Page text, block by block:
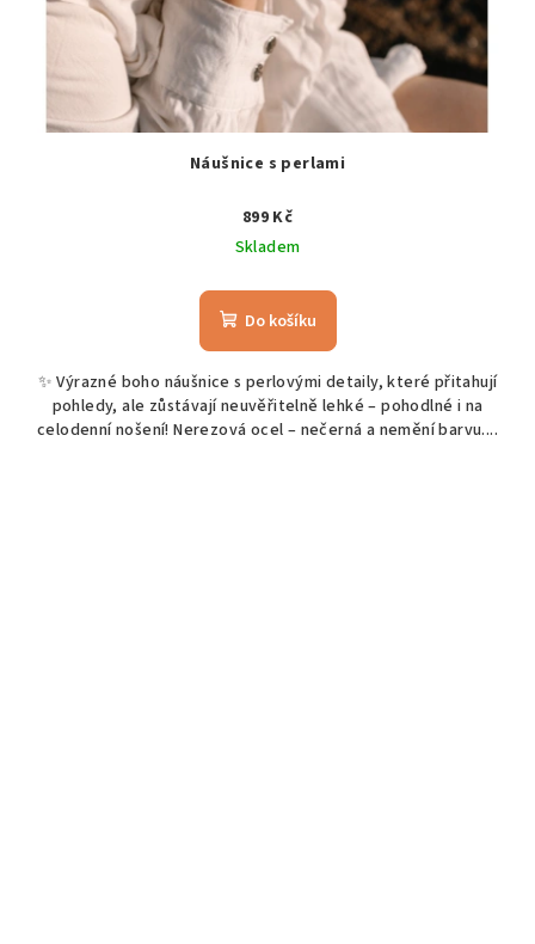
Náušnice s perlami
899 Kč
Skladem
Do košíku
✨ Výrazné boho náušnice s perlovými detaily, které přitahují
pohledy, ale zůstávají neuvěřitelně lehké – pohodlné i na
celodenní nošení! Nerezová ocel – nečerná a nemění barvu....